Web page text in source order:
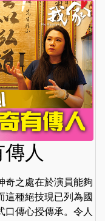
人
奇之處在於演員能夠
這種絕技現已列為國
口傳心授傳承。令人